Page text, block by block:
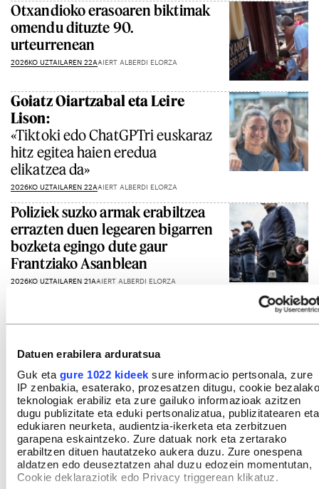
Datuen erabilera arduratsua
Guk eta gure 1022 kideek sure informacio pertsonala, zure
IP zenbakia, esaterako, prozesatzen ditugu, cookie bezalako
teknologiak erabiliz eta zure gailuko informazioak azitzen
dugu publizitate eta eduki pertsonalizatua, publizitatearen eta
edukiaren neurketa, audientzia-ikerketa eta zerbitzuen
garapena eskaintzeko. Zure datuak nork eta zertarako
erabiltzen dituen hautatzeko aukera duzu. Zure onespena
aldatzen edo deuseztatzen ahal duzu edozein momentutan,
Cookie deklaraziotik edo Privacy triggerean klikatuz.
Otxandioko erasoaren biktimak
omendu dituzte 90.
urteurrenean
2026KO UZTAILAREN 22AAIERT ALBERDI ELORZA
Goiatz Oiartzabal eta Leire
Lison:
«Tiktoki edo ChatGPTri euskaraz
hitz egitea haien eredua
elikatzea da»
2026KO UZTAILAREN 22AAIERT ALBERDI ELORZA
Poliziek suzko armak erabiltzea
errazten duen legearen bigarren
bozketa egingo dute gaur
Frantziako Asanblean
2026KO UZTAILAREN 21AAIERT ALBERDI ELORZA